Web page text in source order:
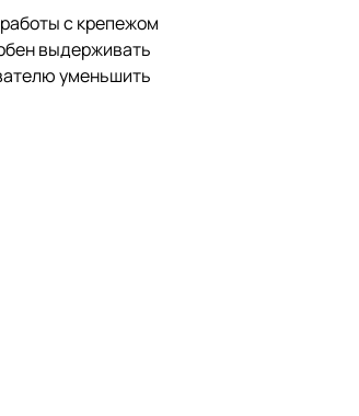
с крепежом
выдерживать
уменьшить